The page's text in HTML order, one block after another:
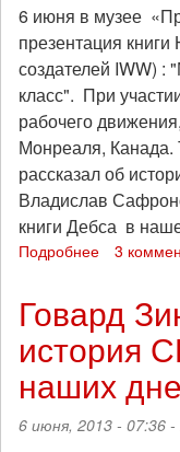
анархизме
6 июня в музее
презентация
создателей IWW)
класс". При
рабочего
Монреаля, Канада.
рассказал об
Владислав
книги Дебса в
Подробнее
Юджина
Дебса
3
Говард
история
наших
6 июня, 2013 - 07:36 -